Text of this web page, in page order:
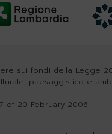
sui fondi della Legge
paesaggistico e
of 20 February 2006